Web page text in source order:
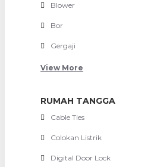
Blower
Bor
Gergaji
View More
RUMAH TANGGA
Cable Ties
Colokan Listrik
Digital Door Lock